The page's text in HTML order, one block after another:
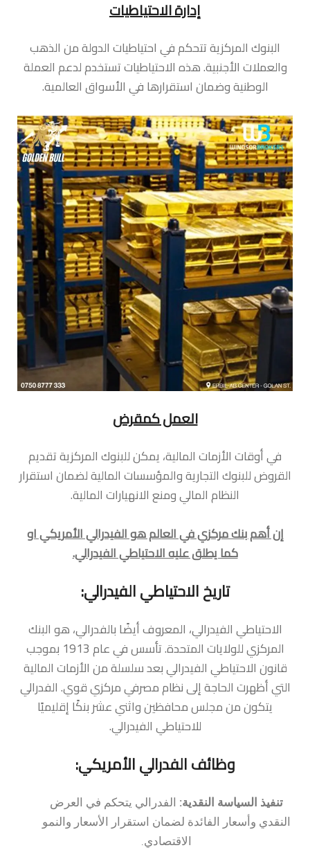
إدارة الاحتياطيات
البنوك المركزية تتحكم في احتياطيات الدولة من الذهب
والعملات الأجنبية. هذه الاحتياطيات تستخدم لدعم العملة
الوطنية وضمان استقرارها في الأسواق العالمية.
العمل كمقرض
في أوقات الأزمات المالية، يمكن للبنوك المركزية تقديم
القروض للبنوك التجارية والمؤسسات المالية لضمان استقرار
النظام المالي ومنع الانهيارات المالية.
إن أهم بنك مركزي في العالم هو الفيدرالي الأمريكي او
كما يطلق عليه الاحتياطي الفيدرالي.
تاريخ الاحتياطي الفيدرالي:
الاحتياطي الفيدرالي، المعروف أيضًا بالفدرالي، هو البنك
المركزي للولايات المتحدة. تأسس في عام 1913 بموجب
قانون الاحتياطي الفيدرالي بعد سلسلة من الأزمات المالية
التي أظهرت الحاجة إلى نظام مصرفي مركزي قوي. الفدرالي
يتكون من مجلس محافظين واثني عشر بنكًا إقليميًا
للاحتياطي الفيدرالي.
وظائف الفدرالي الأمريكي:
تنفيذ السياسة النقدية: الفدرالي يتحكم في العرض
النقدي وأسعار الفائدة لضمان استقرار الأسعار والنمو
الاقتصادي.